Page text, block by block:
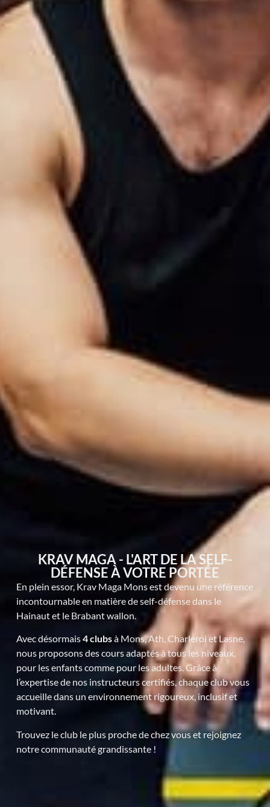
KRAV MAGA - L'ART DE LA SELF-
DÉFENSE À VOTRE PORTÉE
En plein essor, Krav Maga Mons est devenu une référence
incontournable en matière de self-défense dans le
Hainaut et le Brabant wallon.
Avec désormais4 clubsà Mons, Ath, Charleroi et Lasne,
nous proposons des cours adaptés à tous les niveaux,
pour les enfants comme pour les adultes. Grâce à
l’expertise de nos instructeurs certifiés, chaque club vous
accueille dans un environnement rigoureux, inclusif et
motivant.
Trouvez le club le plus proche de chez vous et rejoignez
notre communauté grandissante !